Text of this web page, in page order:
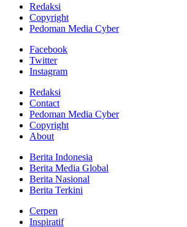
Redaksi
Copyright
Pedoman Media Cyber
Facebook
Twitter
Instagram
Redaksi
Contact
Pedoman Media Cyber
Copyright
About
Berita Indonesia
Berita Media Global
Berita Nasional
Berita Terkini
Cerpen
Inspiratif